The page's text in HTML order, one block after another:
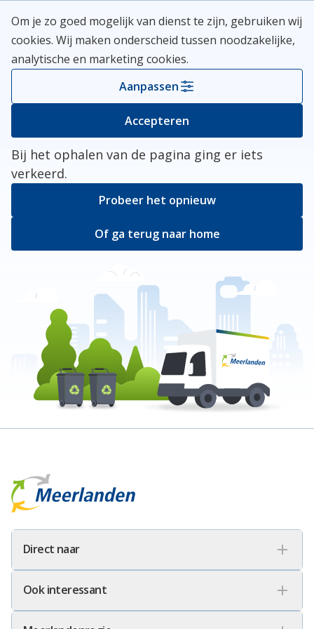
naar
inhoud
Meerlanden Logo
Open
Kies je gemeente
Er ging iets mis
Bij het ophalen van de pagina ging er iets
verkeerd.
Probeer het opnieuw
Of ga terug naar home
Meerlanden Logo
Direct naar
Ook interessant
Om je zo goed mogelijk van dienst te zijn, gebruiken wij
cookies. Wij maken onderscheid tussen noodzakelijke,
analytische en marketing cookies.
Aanpassen
Accepteren